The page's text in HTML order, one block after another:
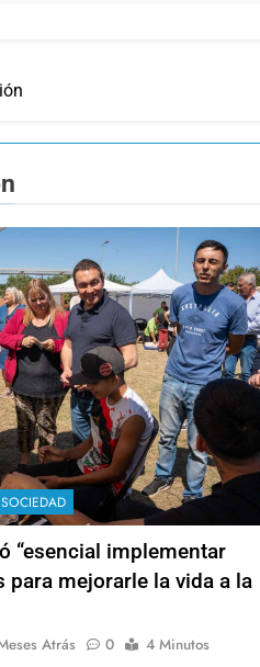
SOCIEDAD
“esencial implementar
mejorarle la vida a la
Atrás 0
4 Minutos